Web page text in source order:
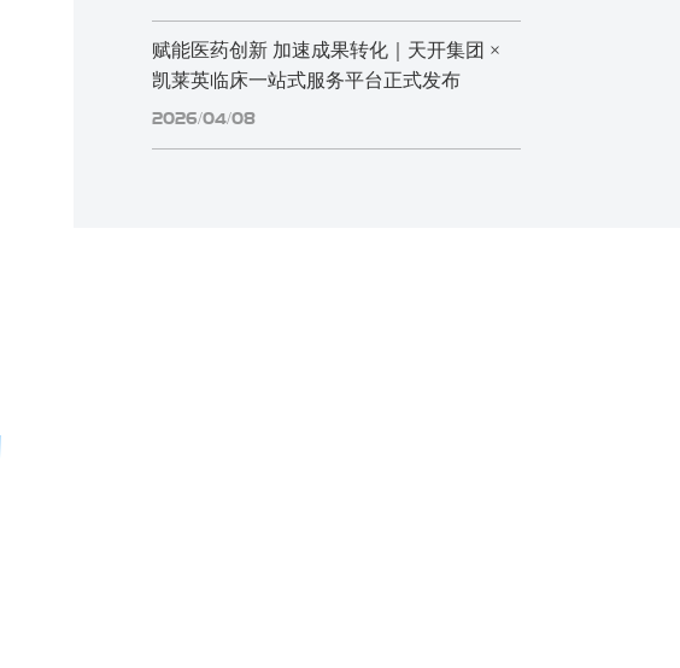
赋能医药创新 加速成果转化｜天开集团 ×
凯莱英临床一站式服务平台正式发布
2026/04/08